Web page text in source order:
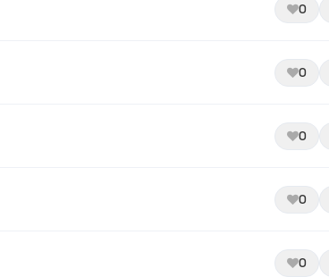
0
0
0
0
0